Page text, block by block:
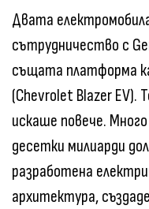
Двата
сътрудничество с
същата платформа
(Chevrolet Blazer EV).
искаше повече.
десетки милиарди
разработена
архитектура,